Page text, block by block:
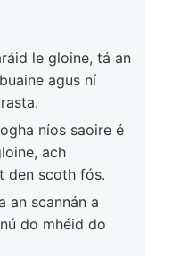
le gloine, tá an
agus ní
níos saoire é
ach
den scoth fós.
an scannán a
do mhéid do